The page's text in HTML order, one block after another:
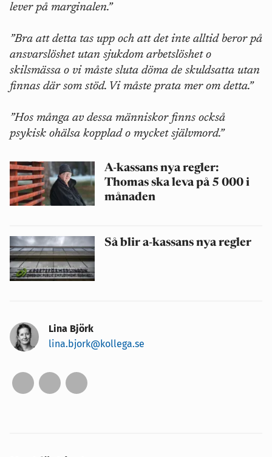
lever på marginalen.”
”Bra att detta tas upp och att det inte alltid beror på
ansvarslöshet utan sjukdom arbetslöshet o
skilsmässa o vi måste sluta döma de skuldsatta utan
finnas där som stöd. Vi måste prata mer om detta.”
”Hos många av dessa människor finns också
psykisk ohälsa kopplad o mycket självmord.”
A-kassans nya regler:
Thomas ska leva på 5 000 i
månaden
Så blir a-kassans nya regler
Lina Björk
lina.bjork@kollega.se